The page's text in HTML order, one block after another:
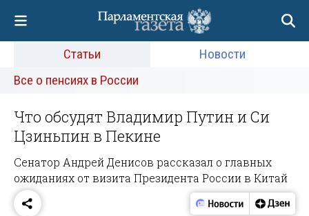
Статьи
Новости
Все о пенсиях в России
Что обсудят Владимир Путин и Си
Цзиньпин в Пекине
Сенатор Андрей Денисов рассказал о главных
ожиданиях от визита Президента России в Китай